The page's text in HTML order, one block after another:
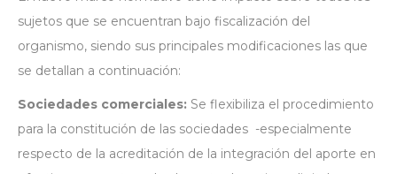
sujetos que se encuentran bajo fiscalización del
organismo, siendo sus principales modificaciones las que
se detallan a continuación:
Sociedades comerciales: Se flexibiliza el procedimiento
para la constitución de las sociedades -especialmente
respecto de la acreditación de la integración del aporte en